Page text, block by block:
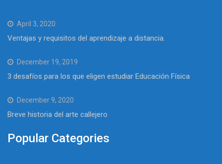
April 3, 2020
Ventajas y requisitos del aprendizaje a distancia.
December 19, 2019
3 desafíos para los que eligen estudiar Educación Física
December 9, 2020
Breve historia del arte callejero
Popular Categories